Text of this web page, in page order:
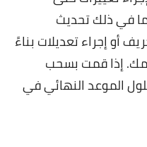
في 15 يناير، بما في ذلك تحديث
أو إجراء تعديلات بناءً
إذا قمت بسحب
الموعد النهائي في